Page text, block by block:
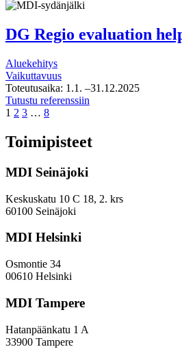
DG Regio evaluation
Aluekehitys
Vaikuttavuus
Toteutusaika: 1.1. –31.12.2025
Tutustu referenssiin
helpdesk
2025
Page
1 Page
2 Page
3 … Page
8
Toimipisteet
MDI Seinäjoki
Keskuskatu 10 C 18, 2. krs
60100 Seinäjoki
MDI Helsinki
Osmontie 34
00610 Helsinki
MDI Tampere
Hatanpäänkatu 1 A
33900 Tampere